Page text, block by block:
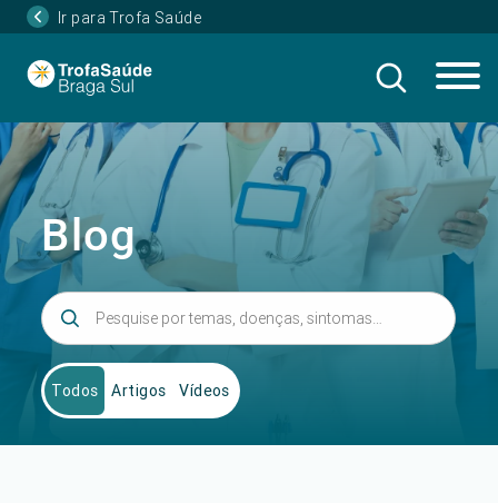
Ir para Trofa Saúde
Blog
Todos Artigos Vídeos